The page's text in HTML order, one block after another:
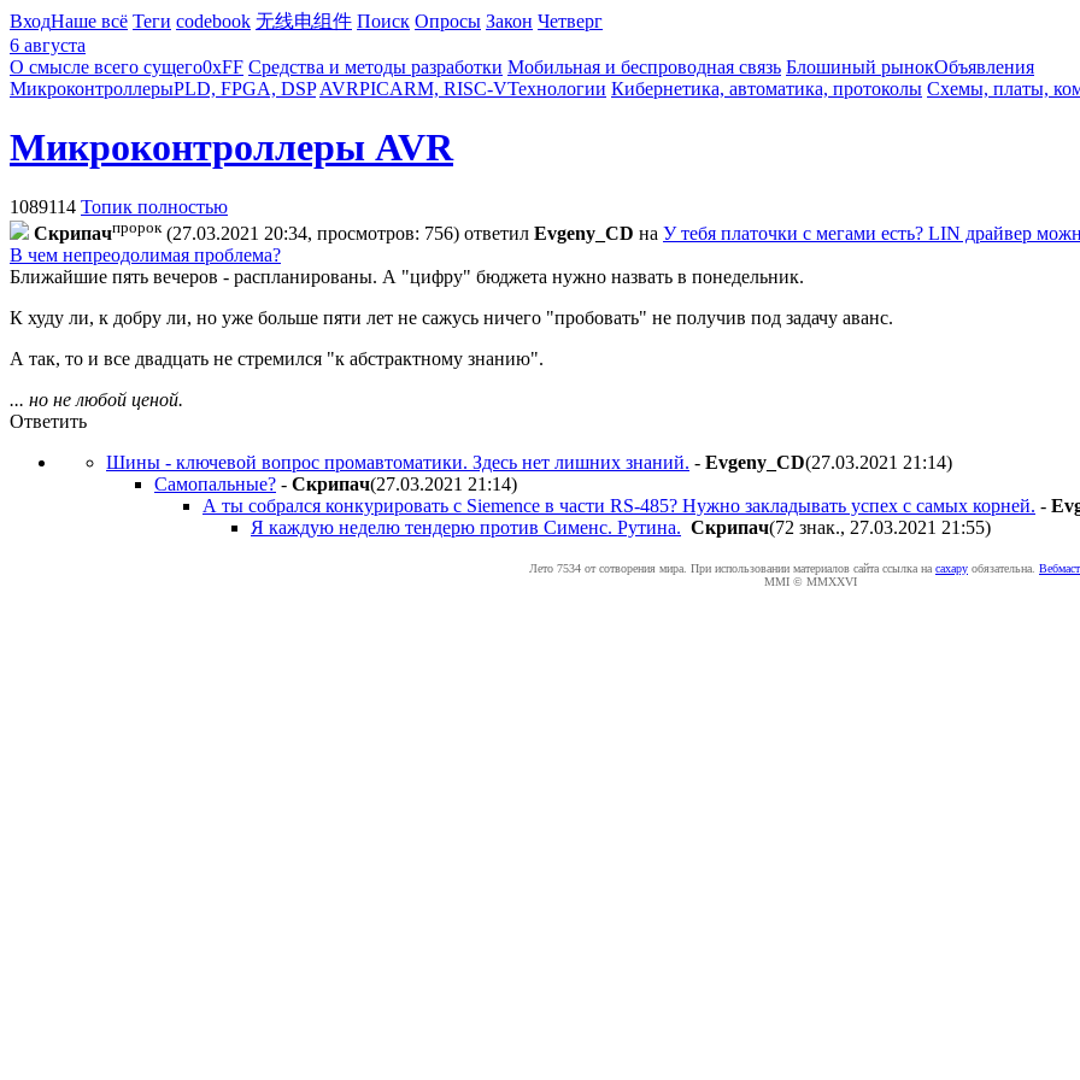
ВходНаше всё Теги codebook 无线电组件 Поиск Опросы Закон Четверг
6 августа
О смысле всего сущего0xFF Средства и методы разработки Мобильная и беспроводная связь Блошиный рынокОбъявления
МикроконтроллерыPLD, FPGA, DSP AVRPICARM, RISC-VТехнологии Кибернетика, автоматика, протоколы Схемы, платы,
Микроконтроллеры AVR
1089114 Топик полностью
Cкpипaчпророк (27.03.2021 20:34, просмотров: 756) ответил Evgeny_CD на У тебя платочки с мегами есть? LIN драйвер
В чем непреодолимая проблема?
Ближайшие пять вечеров - распланированы. А "цифру" бюджета нужно назвать в понедельник.
К худу ли, к добру ли, но уже больше пяти лет не сажусь ничего "пробовать" не получив под задачу аванс.
А так, то и все двадцать не стремился "к абстрактному знанию".
... но не любой ценой.
Ответить
Шины - ключевой вопрос промавтоматики. Здесь нет лишних знаний. - Evgeny_CD(27.03.2021 21:14)
Самопальные? - Cкpипaч(27.03.2021 21:14)
А ты собрался конкурировать с Siemence в части RS-485? Нужно закладывать успех с самых корней. -
Я каждую неделю тендерю против Сименс. Рутина. Cкpипaч(72 знак., 27.03.2021 21:55)
Лето 7534 от сотворения мира. При использовании материалов сайта ссылка на caxapу обязательна.
MMI © MMXXVI